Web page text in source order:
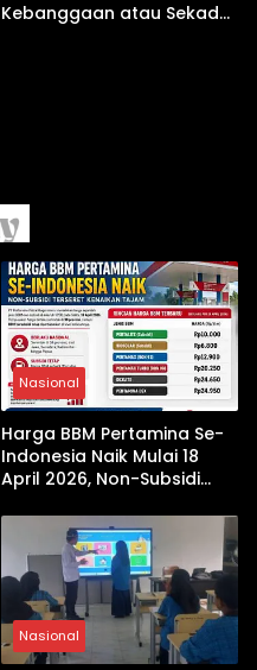
Kebanggaan atau Sekadar
Nasional
Harga BBM Pertamina Se-
Indonesia Naik Mulai 18
April 2026, Non-Subsidi
Nasional